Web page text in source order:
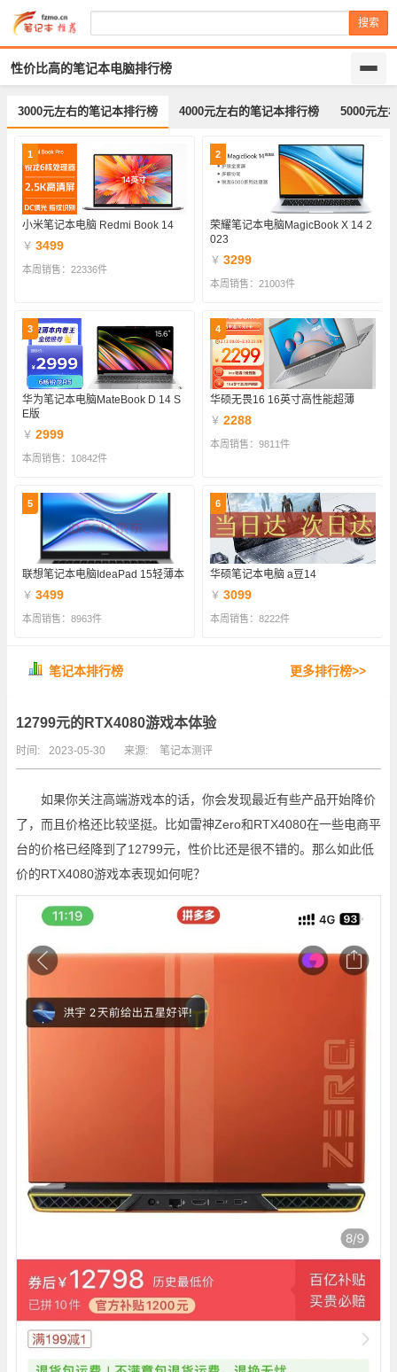
搜索
性价比高的笔记本电脑排行榜
3000元左右的笔记本排行榜 4000元左右的笔记本排行榜 5000元左
1
小米笔记本电脑 Redmi Book 14
￥ 3499
本周销售：22336件
2
荣耀笔记本电脑MagicBook X 14 2
023
￥ 3299
本周销售：21003件
3
华为笔记本电脑MateBook D 14 S
E版
￥ 2999
本周销售：10842件
4
华硕无畏16 16英寸高性能超薄
￥ 2288
本周销售：9811件
5
联想笔记本电脑IdeaPad 15轻薄本
￥ 3499
本周销售：8963件
6
华硕笔记本电脑 a豆14
￥ 3099
本周销售：8222件
笔记本排行榜 更多排行榜>>
12799元的RTX4080游戏本体验
时间: 2023-05-30 来源: 笔记本测评
如果你关注高端游戏本的话，你会发现最近有些产品开始降价
了，而且价格还比较坚挺。比如雷神Zero和RTX4080在一些电商平
台的价格已经降到了12799元，性价比还是很不错的。那么如此低
价的RTX4080游戏本表现如何呢？